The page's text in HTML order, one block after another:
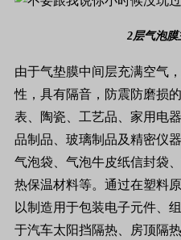
2层气泡膜
由于气垫膜中间层充满空气
性，具有隔音，防震防磨损
表、陶瓷、工艺品、家用电
品制品、玻璃制品及精密仪
气泡袋、气泡牛皮纸信封袋
热保温材料等。通过在塑料
以制造用于包装电子元件、
于汽车太阳挡隔热、房顶隔